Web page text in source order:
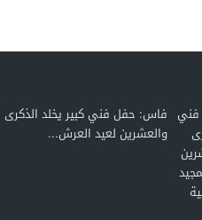
فاس: حفل فني كبير يخلد الذكرى
والعشرين لعيد العرش...